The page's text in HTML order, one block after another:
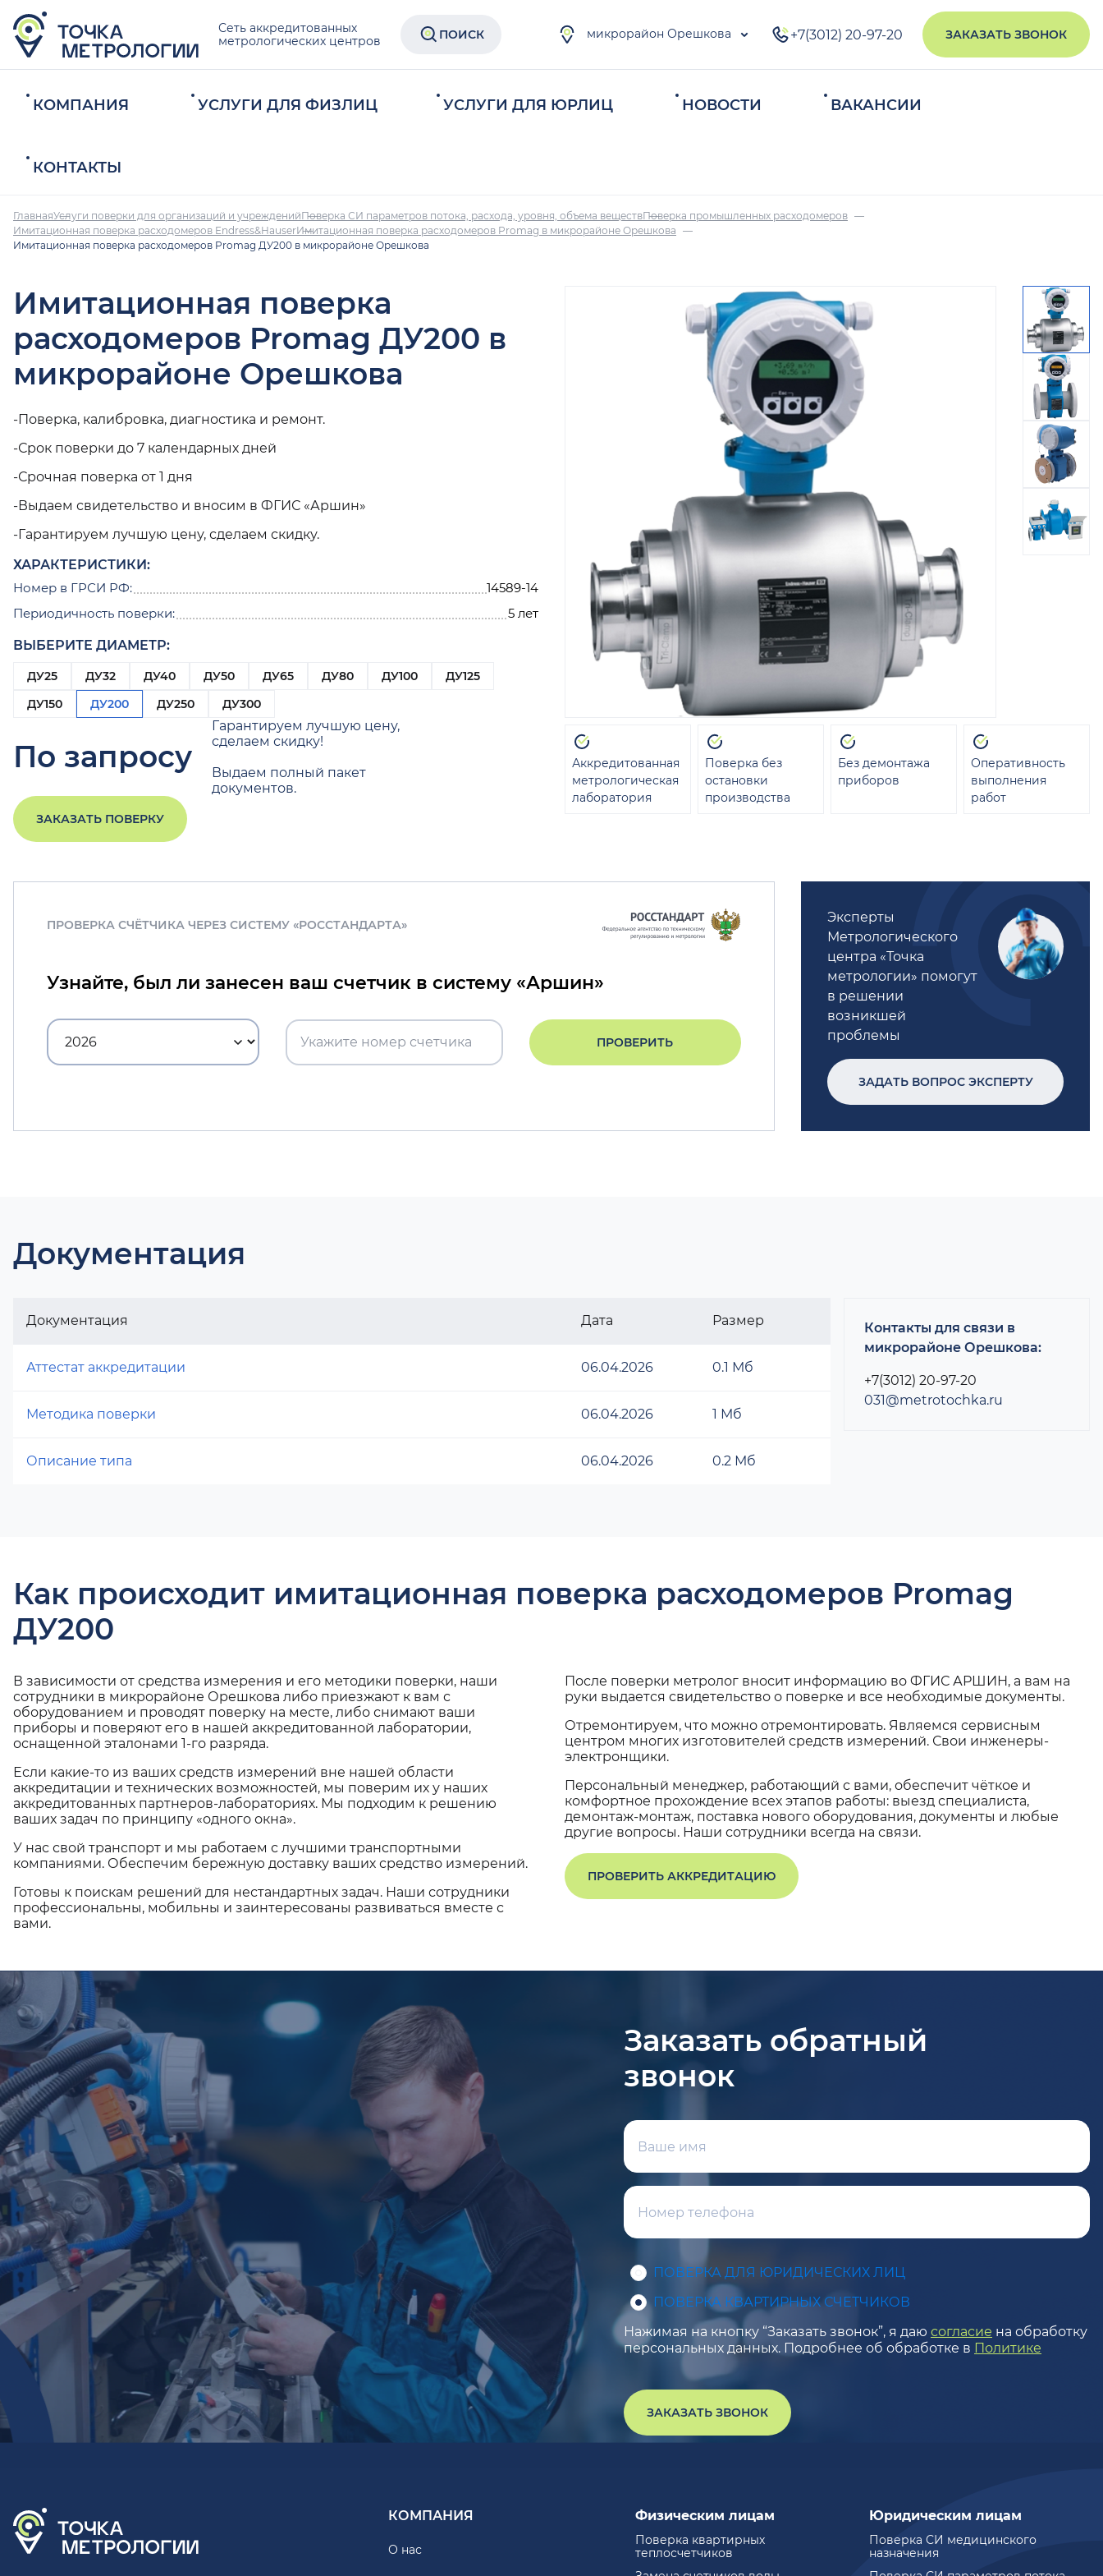
Сеть аккредитованных
метрологических центров
ПОИСК микрорайон Орешкова +7(3012) 20-97-20 ЗАКАЗАТЬ ЗВОНОК
КОМПАНИЯ УСЛУГИ ДЛЯ ФИЗЛИЦ УСЛУГИ ДЛЯ ЮРЛИЦ НОВОСТИ ВАКАНСИИ
КОНТАКТЫ
ГлавнаяУслуги поверки для организаций и учрежденийПоверка СИ параметров потока, расхода, уровня, объема веществПоверка промышленных расходомеров
Имитационная поверка расходомеров Endress&HauserИмитационная поверка расходомеров Promag в микрорайоне Орешкова
Имитационная поверка расходомеров Promag ДУ200 в микрорайоне Орешкова
Имитационная поверка
расходомеров Promag ДУ200 в
микрорайоне Орешкова
-Поверка, калибровка, диагностика и ремонт.
-Срок поверки до 7 календарных дней
-Срочная поверка от 1 дня
-Выдаем свидетельство и вносим в ФГИС «Аршин»
-Гарантируем лучшую цену, сделаем скидку.
ХАРАКТЕРИСТИКИ:
Номер в ГРСИ РФ:
14589-14
Периодичность поверки:
5 лет
ВЫБЕРИТЕ ДИАМЕТР:
ДУ25 ДУ32 ДУ40 ДУ50 ДУ65 ДУ80 ДУ100
ДУ125
ДУ150
ДУ200 ДУ250 ДУ300
По запросу
Гарантируем лучшую цену,
сделаем скидку!
Выдаем полный пакет
документов.
ЗАКАЗАТЬ ПОВЕРКУ
Аккредитованная
метрологическая
лаборатория
Поверка без
остановки
производства
Без демонтажа
приборов
Оперативность
выполнения
работ
ПРОВЕРКА СЧЁТЧИКА ЧЕРЕЗ СИСТЕМУ «РОССТАНДАРТА»
Узнайте, был ли занесен ваш счетчик в систему «Аршин»
ПРОВЕРИТЬ
Эксперты
Метрологического
центра «Точка
метрологии» помогут
в решении
возникшей
проблемы
ЗАДАТЬ ВОПРОС ЭКСПЕРТУ
Документация
Документация Дата Размер
Аттестат аккредитации 06.04.2026 0.1 Мб
Методика поверки 06.04.2026 1 Мб
Описание типа 06.04.2026 0.2 Мб
Контакты для связи в
микрорайоне Орешкова:
+7(3012) 20-97-20
031@metrotochka.ru
Как происходит имитационная поверка расходомеров Promag
ДУ200
В зависимости от средства измерения и его методики поверки, наши
сотрудники в микрорайоне Орешкова либо приезжают к вам с
оборудованием и проводят поверку на месте, либо снимают ваши
приборы и поверяют его в нашей аккредитованной лаборатории,
оснащенной эталонами 1-го разряда.
Если какие-то из ваших средств измерений вне нашей области
аккредитации и технических возможностей, мы поверим их у наших
аккредитованных партнеров-лабораториях. Мы подходим к решению
ваших задач по принципу «одного окна».
У нас свой транспорт и мы работаем с лучшими транспортными
компаниями. Обеспечим бережную доставку ваших средство измерений.
Готовы к поискам решений для нестандартных задач. Наши сотрудники
профессиональны, мобильны и заинтересованы развиваться вместе с
вами.
После поверки метролог вносит информацию во ФГИС АРШИН, а вам на
руки выдается свидетельство о поверке и все необходимые документы.
Отремонтируем, что можно отремонтировать. Являемся сервисным
центром многих изготовителей средств измерений. Свои инженеры-
электронщики.
Персональный менеджер, работающий с вами, обеспечит чёткое и
комфортное прохождение всех этапов работы: выезд специалиста,
демонтаж-монтаж, поставка нового оборудования, документы и любые
другие вопросы. Наши сотрудники всегда на связи.
ПРОВЕРИТЬ АККРЕДИТАЦИЮ
Заказать обратный
звонок
ПОВЕРКА ДЛЯ ЮРИДИЧЕСКИХ ЛИЦ
ПОВЕРКА КВАРТИРНЫХ СЧЕТЧИКОВ
Нажимая на кнопку “Заказать звонок”, я даю согласие на обработку
персональных данных. Подробнее об обработке в Политике
ЗАКАЗАТЬ ЗВОНОК
КОМПАНИЯ
О нас
Физическим лицам
Поверка квартирных
теплосчетчиков
Юридическим лицам
Поверка СИ медицинского
назначения